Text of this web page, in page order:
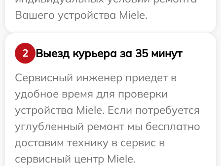
Вашего устройства Miele.
2
Выезд курьера за 35 минут
Сервисный инженер приедет в
удобное время для проверки
устройства Miele. Если потребуется
углубленный ремонт мы бесплатно
доставим технику в сервис в
сервисный центр Miele.